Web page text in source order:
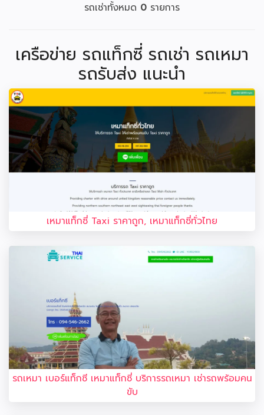
รถเช่าทั้งหมด 0 รายการ
เครือข่าย รถแท็กซี่ รถเช่า รถเหมา
รถรับส่ง แนะนำ
เหมาแท็กซี่ Taxi ราคาถูก, เหมาแท็กซี่ทั่วไทย
รถเหมา เบอร์แท็กซี เหมาแท็กซี่ บริการรถเหมา เช่ารถพร้อมคน
ขับ